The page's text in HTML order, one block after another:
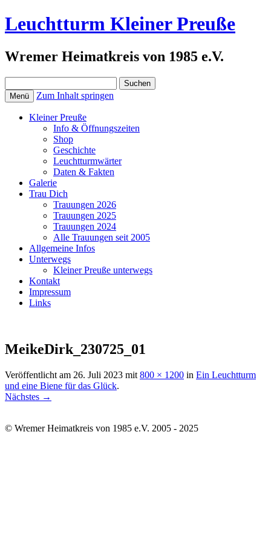
Leuchtturm Kleiner Preuße
Wremer Heimatkreis von 1985 e.V.
nach:
Menü Zum Inhalt springen
Kleiner Preuße
Info & Öffnungszeiten
Shop
Geschichte
Leuchtturmwärter
Daten & Fakten
Galerie
Trau Dich
Trauungen 2026
Trauungen 2025
Trauungen 2024
Alle Trauungen seit 2005
Allgemeine Infos
Unterwegs
Kleiner Preuße unterwegs
Kontakt
Impressum
Links
MeikeDirk_230725_01
Veröffentlicht am 26. Juli 2023 mit 800 × 1200 in Ein Leuchtturm
und eine Biene für das Glück.
Nächstes →
© Wremer Heimatkreis von 1985 e.V. 2005 - 2025